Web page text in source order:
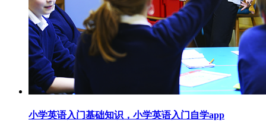
小学英语入门基础知识，小学英语入门自学app